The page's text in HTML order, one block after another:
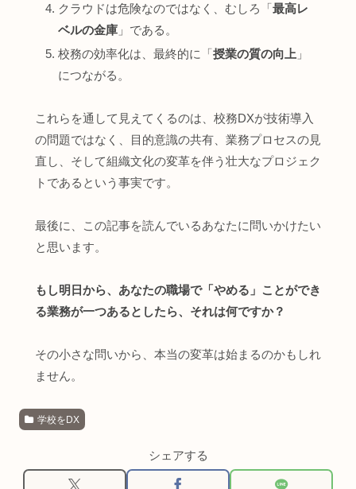
クラウドは危険なのではなく、むしろ「最高レ
ベルの金庫 」である。
校務の効率化は、最終的に「授業の質の向上 」
につながる。
これらを通して見えてくるのは、校務DXが技術導入
の問題ではなく、目的意識の共有、業務プロセスの見
直し、そして組織文化の変革を伴う壮大なプロジェク
トであるという事実です。
最後に、この記事を読んでいるあなたに問いかけたい
と思います。
もし明日から、あなたの職場で「やめる」ことができ
る業務が一つあるとしたら、それは何ですか？
その小さな問いから、本当の変革は始まるのかもしれ
ません。
学校をDX
シェアする